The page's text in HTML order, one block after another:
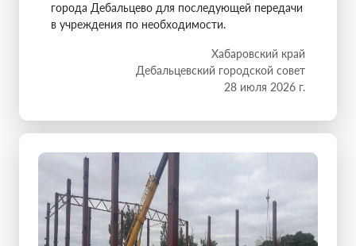
города Дебальцево для последующей передачи
в учреждения по необходимости.
Хабаровский край
Дебальцевский городской совет
28 июля 2026 г.